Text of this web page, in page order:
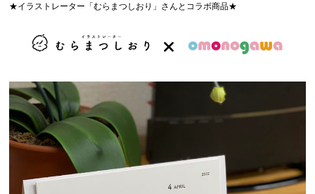
★イラストレーター「むらまつしおり」さんとコラボ商品★